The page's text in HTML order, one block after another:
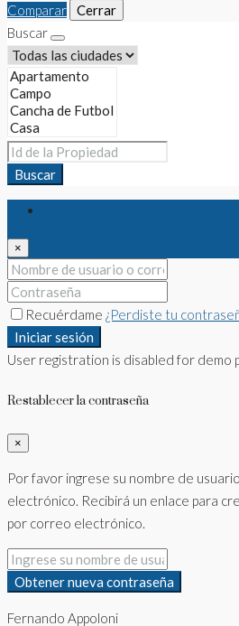
Comparar
Cerrar
Buscar
Buscar
×
Recuérdame ¿Perdiste tu
Iniciar sesión
User registration is disabled for demo
Restablecer la contraseña
×
Por favor ingrese su nombre de
electrónico. Recibirá un enlace para
por correo electrónico.
Obtener nueva contraseña
Fernando Appoloni